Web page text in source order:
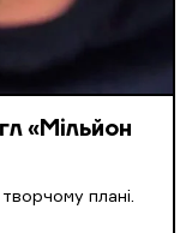
«Мільйон
плані.